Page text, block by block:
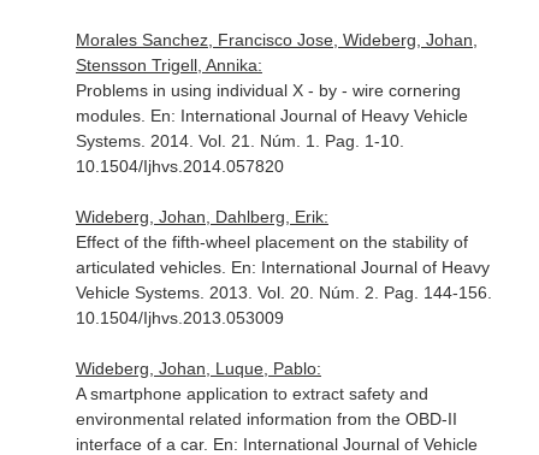
Morales Sanchez, Francisco Jose, Wideberg, Johan,
Stensson Trigell, Annika:
Problems in using individual X - by - wire cornering
modules. En: International Journal of Heavy Vehicle
Systems. 2014. Vol. 21. Núm. 1. Pag. 1-10.
10.1504/Ijhvs.2014.057820
Wideberg, Johan, Dahlberg, Erik:
Effect of the fifth-wheel placement on the stability of
articulated vehicles. En: International Journal of Heavy
Vehicle Systems. 2013. Vol. 20. Núm. 2. Pag. 144-156.
10.1504/Ijhvs.2013.053009
Wideberg, Johan, Luque, Pablo:
A smartphone application to extract safety and
environmental related information from the OBD-II
interface of a car. En: International Journal of Vehicle